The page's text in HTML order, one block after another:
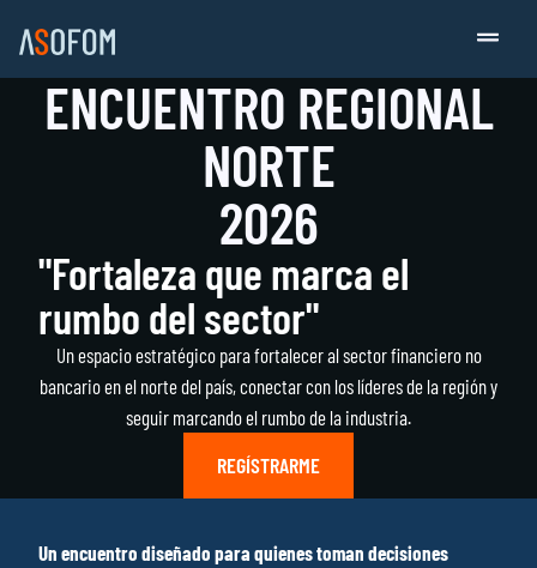
ENCUENTRO REGIONAL
NORTE
2026
"Fortaleza que marca el
rumbo del sector"
Un espacio estratégico para fortalecer al sector financiero no
bancario en el norte del país, conectar con los líderes de la región y
seguir marcando el rumbo de la industria.
REGÍSTRARME
Un encuentro diseñado para quienes toman decisiones